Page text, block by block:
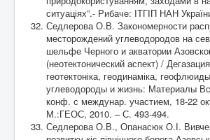
ситуаціях”.- Рибаче: ІТГІП НАН
Седлерова О.В. Закономерности
месторождений углеводородов на
шельфе Черного и акватории
(неотектонический аспект) /
геотектоніка, геодинаміка,
углеводороды и жизнь: Материалы
конф. с междунар. участием, 18-22
М.:ГЕОС, 2010. – С. 493-494.
Седлерова О.В., Опанасюк О.І.